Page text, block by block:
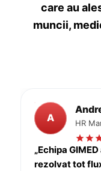
care au
muncii,
A HR
„Echipa
rezolvat tot